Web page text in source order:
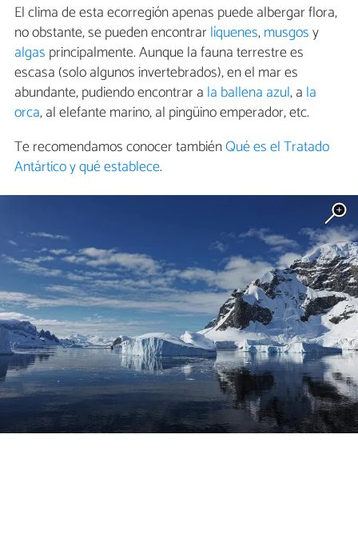
El clima de esta ecorregión apenas puede albergar flora,
no obstante, se pueden encontrarlíquenes,musgosy
algas principalmente. Aunque la fauna terrestre es
escasa (solo algunos invertebrados), en el mar es
abundante, pudiendo encontrar a la ballena azul, a la
orca, al elefante marino, al pingüino emperador, etc.
Te recomendamos conocer tambiénQué es el Tratado
Antártico y qué establece.